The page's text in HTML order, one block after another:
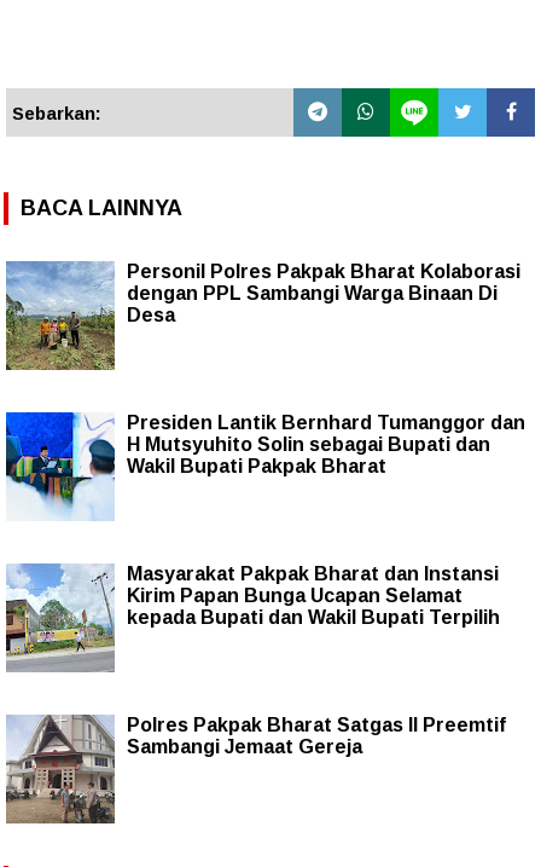
Sebarkan:
BACA LAINNYA
Personil Polres Pakpak Bharat Kolaborasi
dengan PPL Sambangi Warga Binaan Di
Desa
Presiden Lantik Bernhard Tumanggor dan
H Mutsyuhito Solin sebagai Bupati dan
Wakil Bupati Pakpak Bharat
Masyarakat Pakpak Bharat dan Instansi
Kirim Papan Bunga Ucapan Selamat
kepada Bupati dan Wakil Bupati Terpilih
Polres Pakpak Bharat Satgas II Preemtif
Sambangi Jemaat Gereja